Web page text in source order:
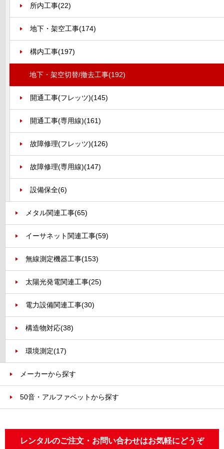
所内工事(22)
地下・架空工事(174)
構内工事(197)
地下・架空切替/撤去工事(192)
開通工事(フレッツ)(145)
開通工事(専用線)(161)
故障修理(フレッツ)(126)
故障修理(専用線)(147)
設備保全(6)
メタル関連工事(65)
イーサネット関連工事(59)
無線測定機器工事(153)
太陽光発電関連工事(25)
電力設備関連工事(30)
構造物対応(38)
環境測定(17)
メーカーから探す
50音・アルファベットから探す
レンタルのご注文・お問い合わせはお気軽にどうぞ